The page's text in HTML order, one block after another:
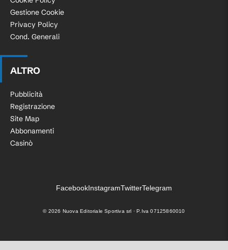
Gestione Cookie
Privacy Policy
Cond. Generali
ALTRO
Pubblicità
Registrazione
Site Map
Abbonamenti
Casinò
FacebookInstagramTwitterTelegram
© 2026 Nuova Editoriale Sportiva srl · P.Iva 07125860010